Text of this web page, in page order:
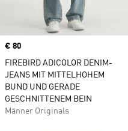
Price
€ 80
FIREBIRD ADICOLOR DENIM-
JEANS MIT MITTELHOHEM
BUND UND GERADE
GESCHNITTENEM BEIN
Männer Originals